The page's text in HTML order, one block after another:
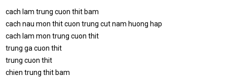
cach lam trung cuon thit bam
cach nau mon thit cuon trung cut nam huong hap
cach lam mon trung cuon thit
trung ga cuon thit
trung cuon thit
chien trung thit bam